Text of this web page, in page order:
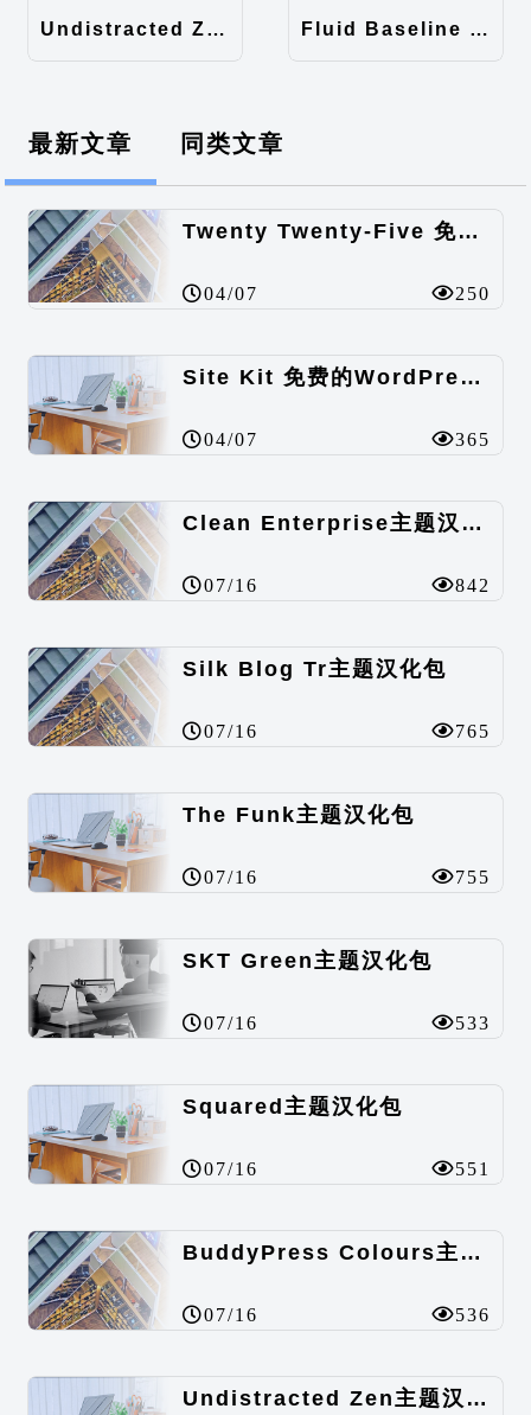
Undistracted Zen主题汉化包 Fluid Baseline Grid主题汉化包
最新文章 同类文章
Twenty Twenty-Five 免费的WordPress内容主题
04/07 250
Site Kit 免费的WordPress数据统计插件
04/07 365
Clean Enterprise主题汉化包
07/16 842
Silk Blog Tr主题汉化包
07/16 765
The Funk主题汉化包
07/16 755
SKT Green主题汉化包
07/16 533
Squared主题汉化包
07/16 551
BuddyPress Colours主题汉化包
07/16 536
Undistracted Zen主题汉化包